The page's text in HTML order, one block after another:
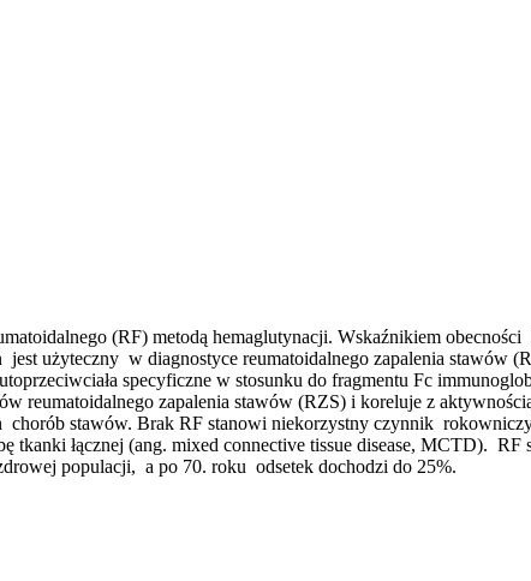
(RF) metodą hemaglutynacji. Wskaźnikiem
użyteczny w diagnostyce reumatoidalnego zapalenia stawów
specyficzne w stosunku do fragmentu Fc
reumatoidalnego zapalenia stawów (RZS) i koreluje z
stawów. Brak RF stanowi niekorzystny czynnik
tkanki łącznej (ang. mixed connective tissue disease, MCTD).
populacji, a po 70. roku odsetek dochodzi do 25%.